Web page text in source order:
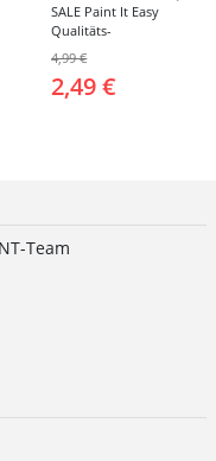
SALE Paint It Easy
Qualitäts-
klein, für Gesicht
und Körper
4,99 €
2,49 €
Team